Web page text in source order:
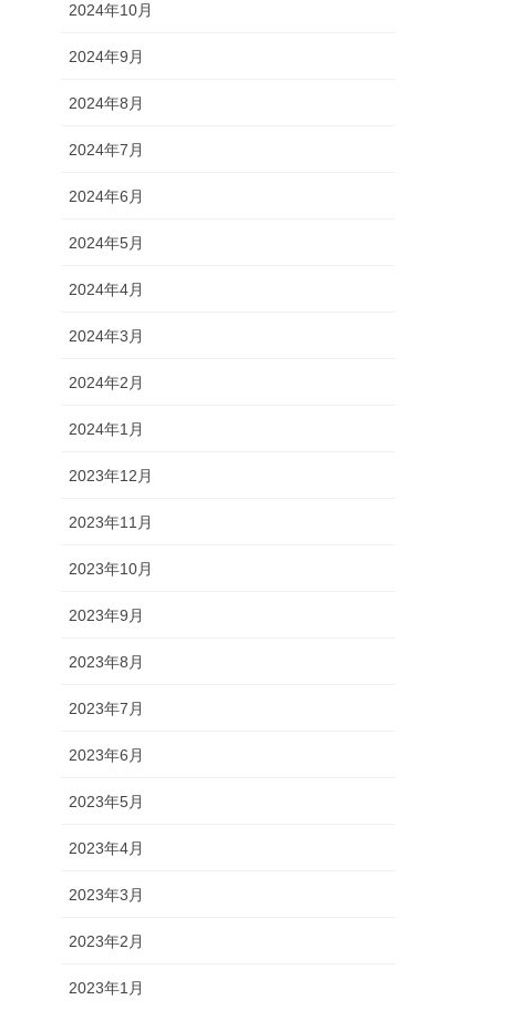
2024年10月
2024年9月
2024年8月
2024年7月
2024年6月
2024年5月
2024年4月
2024年3月
2024年2月
2024年1月
2023年12月
2023年11月
2023年10月
2023年9月
2023年8月
2023年7月
2023年6月
2023年5月
2023年4月
2023年3月
2023年2月
2023年1月